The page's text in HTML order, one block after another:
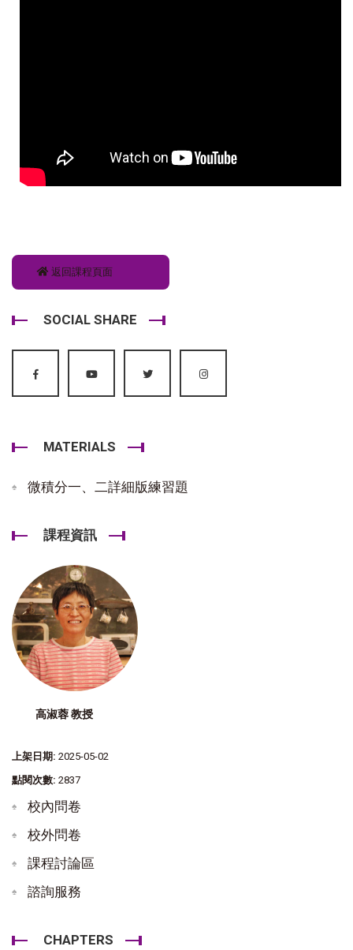
返回課程頁面
SOCIAL SHARE
MATERIALS
微積分一、二詳細版練習題
課程資訊
高淑蓉 教授
上架日期: 2025-05-02
點閱次數: 2837
校內問卷
校外問卷
課程討論區
諮詢服務
CHAPTERS